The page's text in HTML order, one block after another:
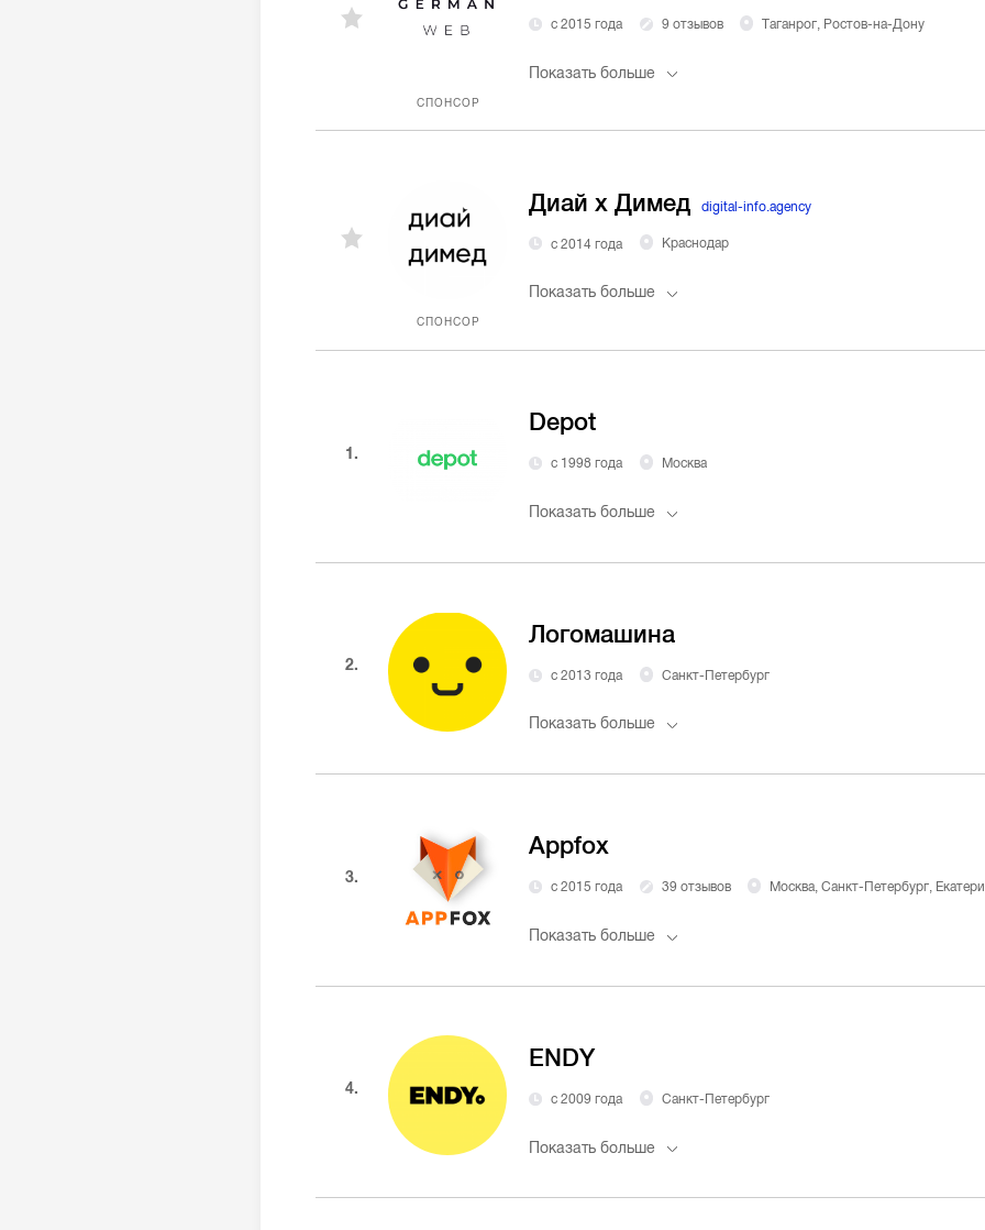
СПОНСОР
с 2015 года 9 отзывов Таганрог, Ростов-на-Дону
Показать больше
СПОНСОР
Диай х Димед digital-info.agency
с 2014 года Краснодар
Показать больше
1.
Depot
с 1998 года Москва
Показать больше
2.
Логомашина
с 2013 года Санкт-Петербург
Показать больше
3.
Appfox
с 2015 года 39 отзывов Москва, Санкт-Петербург, Екатеринбург, Казань, Нижний Новгород, Челябинск, Новосибирск, Самара, Омск, Ростов-на-Дону, Воронеж, Волгоград, Уфа, Пермь,
Показать больше
4.
ENDY
с 2009 года Санкт-Петербург
Показать больше